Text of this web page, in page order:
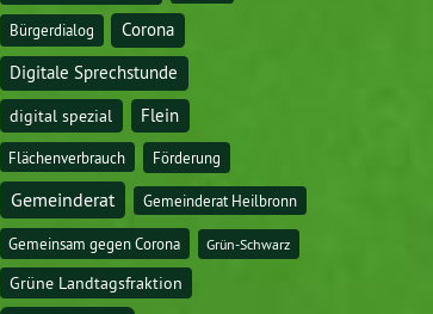
Bürgerdialog Corona
Digitale Sprechstunde
digital spezial
Flein
Flächenverbrauch Förderung
Gemeinderat Gemeinderat Heilbronn
Gemeinsam gegen Corona Grün-Schwarz
Grüne Landtagsfraktion